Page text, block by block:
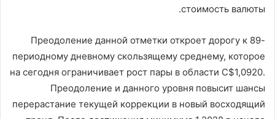
стоимость валюты.
Преодоление данной отметки откроет дорогу к 89-
периодному дневному скользящему среднему, которое
на сегодня ограничивает рост пары в области С$1,0920.
Преодоление и данного уровня повысит шансы
перерастание текущей коррекции в новый восходящий